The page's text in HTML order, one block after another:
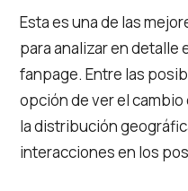
Esta es una de las
para analizar en detalle
fanpage. Entre las
opción de ver el
la distribución
interacciones en los